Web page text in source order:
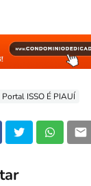
Portal ISSO É PIAUÍ